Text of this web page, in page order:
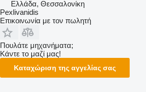
Ελλάδα, Θεσσαλονίκη
Pexlivanidis
Επικοινωνία με τον πωλητή
Πουλάτε μηχανήματα;
Κάντε το μαζί μας!
Καταχώριση της αγγελίας σας